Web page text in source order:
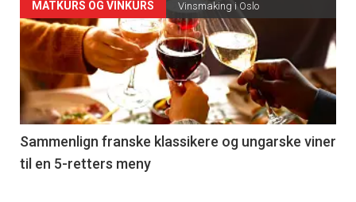
Forsiden
akkurat
nå
-
5
MATKURS OG VINKURS Vinsmaking i Oslo
Sammenlign franske klassikere og ungarske viner
til en 5-retters meny